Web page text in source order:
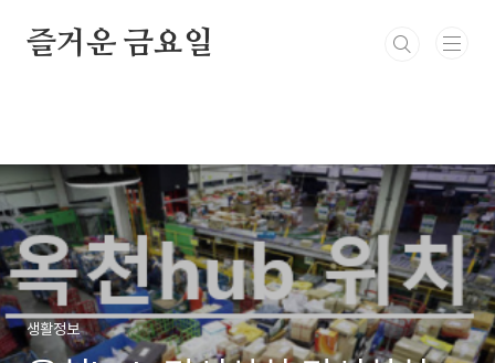
즐거운 금요일
생활정보